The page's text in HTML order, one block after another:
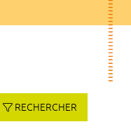
RECHERCHER